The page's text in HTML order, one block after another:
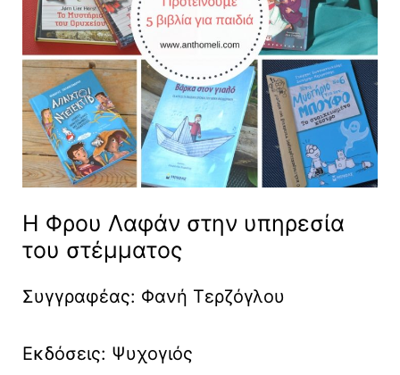
Η Φρου Λαφάν στην υπηρεσία
του στέμματος
Συγγραφέας: Φανή Τερζόγλου
Εκδόσεις: Ψυχογιός